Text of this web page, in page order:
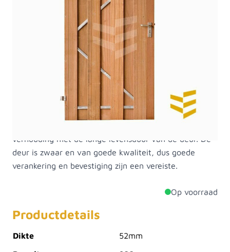
Deze stevige tuindeur is gemaakt van onbehandeld
bangkirai hout. De planken zijn 16 x 145 millimeter en
geschroefd op een stalen frame. Wij kunnen deze
deuren uiteraard ook voor u op maat maken.
Linksdraaiend, oftewel: als de deur naar u toe open
gaat, zitten de scharnieren aan uw linkerkant. Door
het stalen frame sluit de deur altijd goed en makkelijk
met een minimale werking. De deur gaat wel 25 tot
30 jaar mee. De deur is door de goede kwaliteit van
verhouding met de lange levensduur van de deur. De
deur is zwaar en van goede kwaliteit, dus goede
verankering en bevestiging zijn een vereiste.
Op voorraad
Productdetails
Dikte
52mm